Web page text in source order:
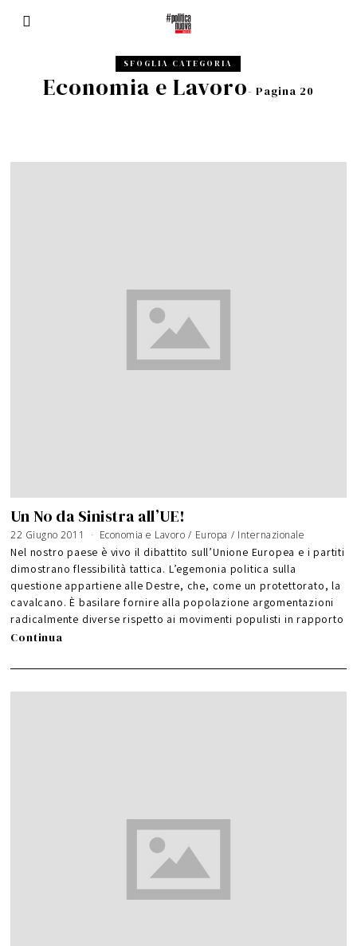
SFOGLIA CATEGORIA
Economia e Lavoro- Pagina 20
Un No da Sinistra all’UE!
22 Giugno 2011 Economia e Lavoro / Europa / Internazionale
Nel nostro paese è vivo il dibattito sull’Unione Europea e i partiti
dimostrano flessibilità tattica. L’egemonia politica sulla
questione appartiene alle Destre, che, come un protettorato, la
cavalcano. È basilare fornire alla popolazione argomentazioni
radicalmente diverse rispetto ai movimenti populisti in rapporto
Continua